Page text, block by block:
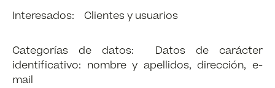
Interesados: Clientes y usuarios
Categorías de datos: Datos de carácter
identificativo: nombre y apellidos, dirección, e-
mail